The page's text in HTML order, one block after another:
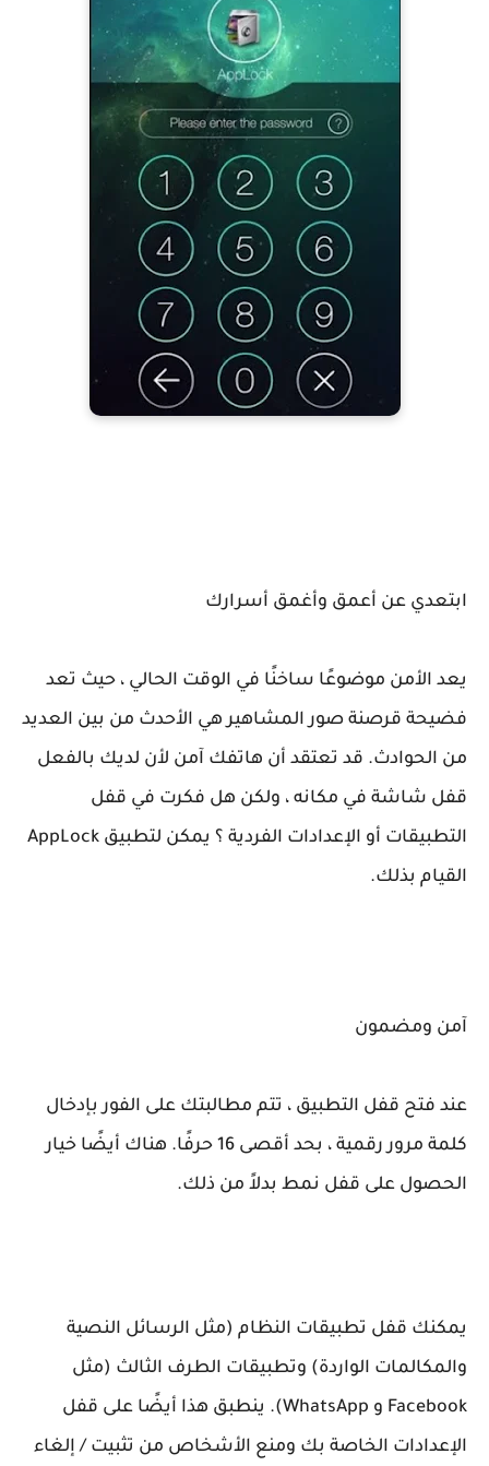
ابتعدي عن أعمق وأغمق أسرارك
يعد الأمن موضوعًا ساخنًا في الوقت الحالي ، حيث تعد
فضيحة قرصنة صور المشاهير هي الأحدث من بين العديد
من الحوادث. قد تعتقد أن هاتفك آمن لأن لديك بالفعل
قفل شاشة في مكانه ، ولكن هل فكرت في قفل
التطبيقات أو الإعدادات الفردية ؟ يمكن لتطبيق AppLock
القيام بذلك.
آمن ومضمون
عند فتح قفل التطبيق ، تتم مطالبتك على الفور بإدخال
كلمة مرور رقمية ، بحد أقصى 16 حرفًا. هناك أيضًا خيار
الحصول على قفل نمط بدلاً من ذلك.
يمكنك قفل تطبيقات النظام (مثل الرسائل النصية
والمكالمات الواردة) وتطبيقات الطرف الثالث (مثل
Facebook و WhatsApp). ينطبق هذا أيضًا على قفل
الإعدادات الخاصة بك ومنع الأشخاص من تثبيت / إلغاء